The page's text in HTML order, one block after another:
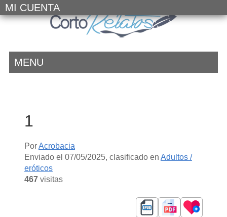
MI CUENTA
MENU
1
PorAcrobacia
Enviado el 07/05/2025, clasificado en Adultos /
eróticos
467visitas